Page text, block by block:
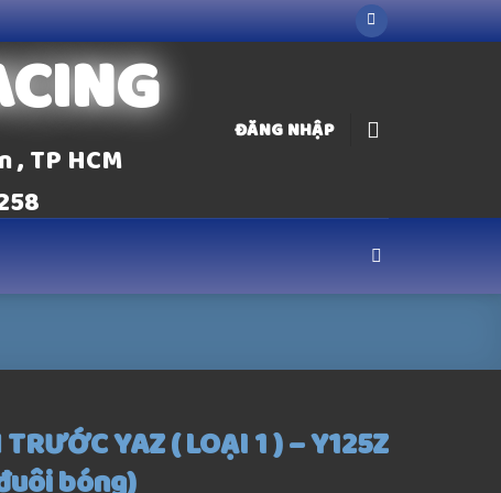
, TP HCM
ĐĂNG NHẬP
YAZ ( LOẠI 1 ) – Y125Z
bóng)